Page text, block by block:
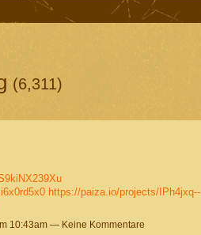
(6,311)
https://paiza.io/projects/IPh4jxq--
10:43am — Keine Kommentare